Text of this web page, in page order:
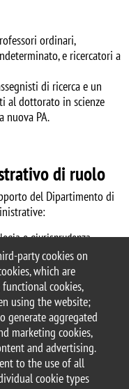
party cookies on
which are
cookies,
using the website;
generate aggregated
marketing cookies,
and advertising.
to the use of all
cookie types
ordinari,
e ricercatori a
di ricerca e un
al dottorato in scienze
nuova PA.
di ruolo
del Dipartimento di
e giurisprudenza
Bicocca
1 - 20126, Milan | tel.